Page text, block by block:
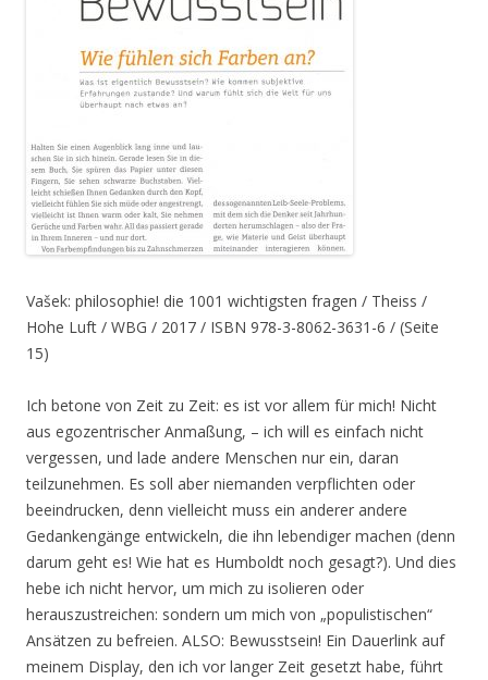
Vašek: philosophie! die 1001 wichtigsten fragen / Theiss /
Hohe Luft / WBG / 2017 / ISBN 978-3-8062-3631-6 / (Seite
15)
Ich betone von Zeit zu Zeit: es ist vor allem für mich! Nicht
aus egozentrischer Anmaßung, – ich will es einfach nicht
vergessen, und lade andere Menschen nur ein, daran
teilzunehmen. Es soll aber niemanden verpflichten oder
beeindrucken, denn vielleicht muss ein anderer andere
Gedankengänge entwickeln, die ihn lebendiger machen (denn
darum geht es! Wie hat es Humboldt noch gesagt?). Und dies
hebe ich nicht hervor, um mich zu isolieren oder
herauszustreichen: sondern um mich von „populistischen“
Ansätzen zu befreien. ALSO: Bewusstsein! Ein Dauerlink auf
meinem Display, den ich vor langer Zeit gesetzt habe, führt